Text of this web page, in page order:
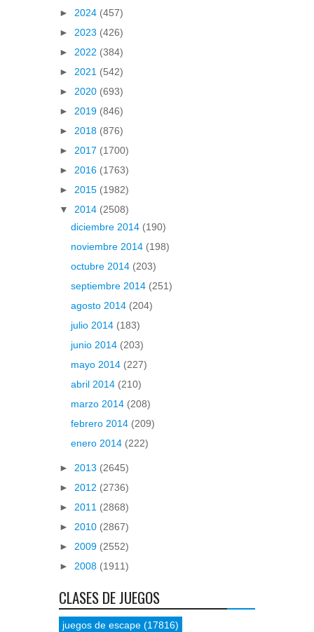
► 2024 (457)
► 2023 (426)
► 2022 (384)
► 2021 (542)
► 2020 (693)
► 2019 (846)
► 2018 (876)
► 2017 (1700)
► 2016 (1763)
► 2015 (1982)
▼ 2014 (2508)
diciembre 2014 (190)
noviembre 2014 (198)
octubre 2014 (203)
septiembre 2014 (251)
agosto 2014 (204)
julio 2014 (183)
junio 2014 (203)
mayo 2014 (227)
abril 2014 (210)
marzo 2014 (208)
febrero 2014 (209)
enero 2014 (222)
► 2013 (2645)
► 2012 (2736)
► 2011 (2868)
► 2010 (2867)
► 2009 (2552)
► 2008 (1911)
CLASES DE JUEGOS
juegos de escape (17816)